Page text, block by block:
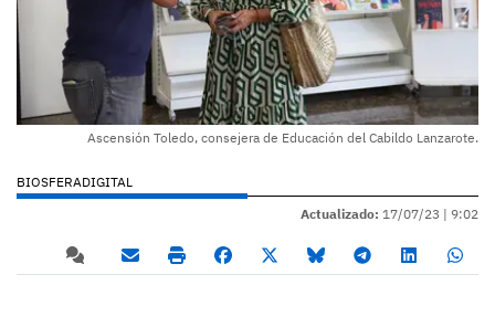
Ascensión Toledo, consejera de Educación del Cabildo Lanzarote.
BIOSFERADIGITAL
Actualizado: 17/07/23 | 9:02